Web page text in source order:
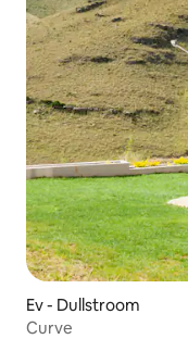
Ev - Dullstroom
Curve